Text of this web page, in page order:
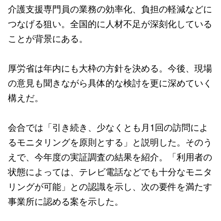
介護支援専門員の業務の効率化、負担の軽減などに
つなげる狙い。全国的に人材不足が深刻化している
ことが背景にある。
厚労省は年内にも大枠の方針を決める。今後、現場
の意見も聞きながら具体的な検討を更に深めていく
構えだ。
会合では「引き続き、少なくとも月1回の訪問によ
るモニタリングを原則とする」と説明した。そのう
えで、今年度の実証調査の結果を紹介。「利用者の
状態によっては、テレビ電話などでも十分なモニタ
リングが可能」との認識を示し、次の要件を満たす
事業所に認める案を示した。